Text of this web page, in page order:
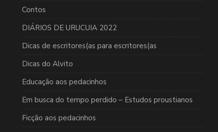
Contos
DIÁRIOS DE URUCUIA 2022
Dicas de escritores(as para escritores(as
Dicas do Alvito
Educação aos pedacinhos
Em busca do tempo perdido – Estudos proustianos
Ficção aos pedacinhos